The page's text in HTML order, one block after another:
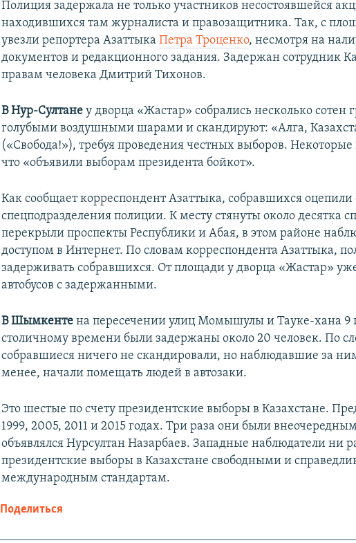
Полиция задержала не только участников несостоявшейся
находившихся там журналиста и правозащитника. Так, с
увезли репортера Азаттыка Петра Троценко, несмотря на
документов и редакционного задания. Задержан сотрудник
правам человека Дмитрий Тихонов.
В Нур-Султанеу дворца «Жастар» собрались несколько
голубыми воздушными шарами и скандируют: «Алга,
(«Свобода!»), требуя проведения честных выборов. Некоторые
что «объявили выборам президента бойкот».
Как сообщает корреспондент Азаттыка, собравшихся оцепили
спецподразделения полиции. К месту стянуты около десятка
перекрыли проспекты Республики и Абая, в этом районе
доступом в Интернет. По словам корреспондента Азаттыка,
задерживать собравшихся. От площади у дворца «Жастар»
автобусов с задержанными.
В Шымкентена пересечении улиц Момышулы и Тауке-хана 9
столичному времени были задержаны около 20 человек. По
собравшиеся ничего не скандировали, но наблюдавшие за
менее, начали помещать людей в автозаки.
Это шестые по счету президентские выборы в Казахстане.
1999, 2005, 2011 и 2015 годах. Три раза они были
объявлялся Нурсултан Назарбаев. Западные наблюдатели ни
президентские выборы в Казахстане свободными и
международным стандартам.
Поделиться